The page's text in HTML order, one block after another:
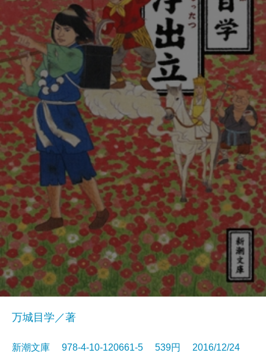
万城目学／著
新潮文庫 978-4-10-120661-5 539円 2016/12/24